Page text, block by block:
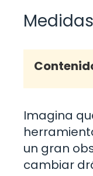
Imagina
un gran
cambiar